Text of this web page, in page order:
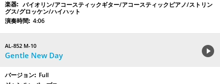
バイオリン/アコースティックギター/アコースティックピアノ/ストリン
グス/グロッケン/ハイハット
4:06
AL-852 M-10
Gentle New Day
Full